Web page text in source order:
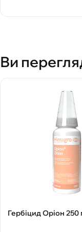
Ви
Гербіцид Оріон 250